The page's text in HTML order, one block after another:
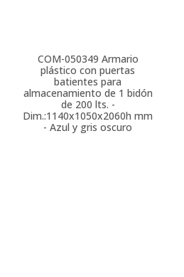
COM-050349 Armario
plástico con puertas
batientes para
almacenamiento de 1 bidón
de 200 lts. -
Dim.:1140x1050x2060h mm
- Azul y gris oscuro